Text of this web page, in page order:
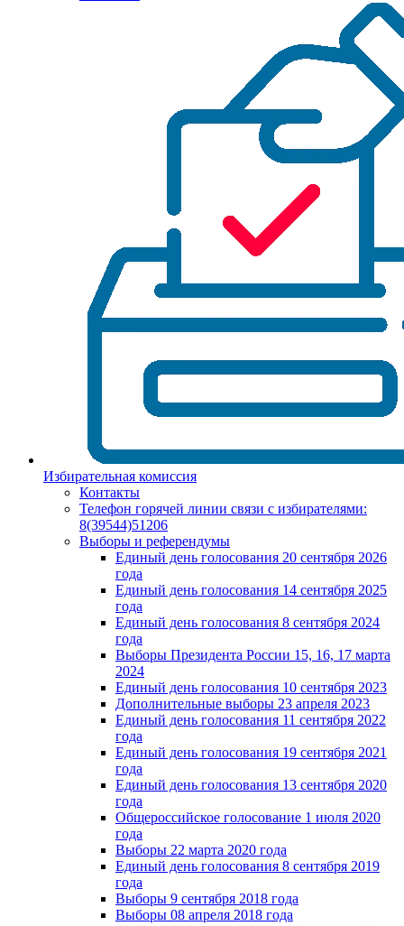
Избирательная комиссия
Контакты
Телефон горячей линии связи с избирателями:
8(39544)51206
Выборы и референдумы
Единый день голосования 20 сентября 2026
года
Единый день голосования 14 сентября 2025
года
Единый день голосования 8 сентября 2024
года
Выборы Президента России 15, 16, 17 марта
2024
Единый день голосования 10 сентября 2023
Дополнительные выборы 23 апреля 2023
Единый день голосования 11 сентября 2022
года
Единый день голосования 19 сентября 2021
года
Единый день голосования 13 сентября 2020
года
Общероссийское голосование 1 июля 2020
года
Выборы 22 марта 2020 года
Единый день голосования 8 сентября 2019
года
Выборы 9 сентября 2018 года
Выборы 08 апреля 2018 года